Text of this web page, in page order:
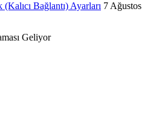
Bağlantı) Ayarları 7 Ağustos
Geliyor